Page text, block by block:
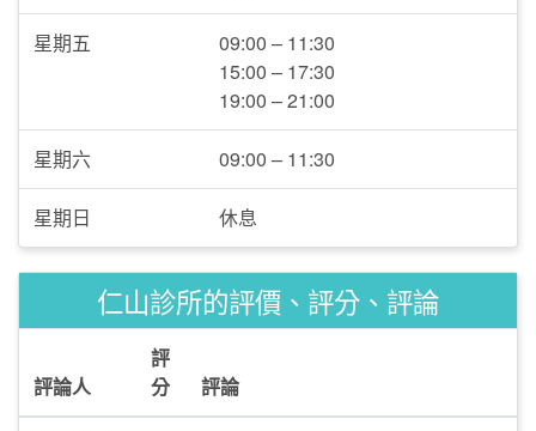
星期五
09:00 – 11:30
15:00 – 17:30
19:00 – 21:00
星期六 09:00 – 11:30
星期日 休息
仁山診所的評價、評分、評論
評論人
評
分
評論